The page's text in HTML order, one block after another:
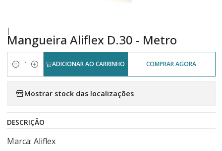
|
Mangueira Aliflex D.30 - Metro
Quantidade
ADICIONAR AO CARRINHO COMPRAR AGORA
Mostrar stock das localizações
DESCRIÇÃO
Marca: Aliflex